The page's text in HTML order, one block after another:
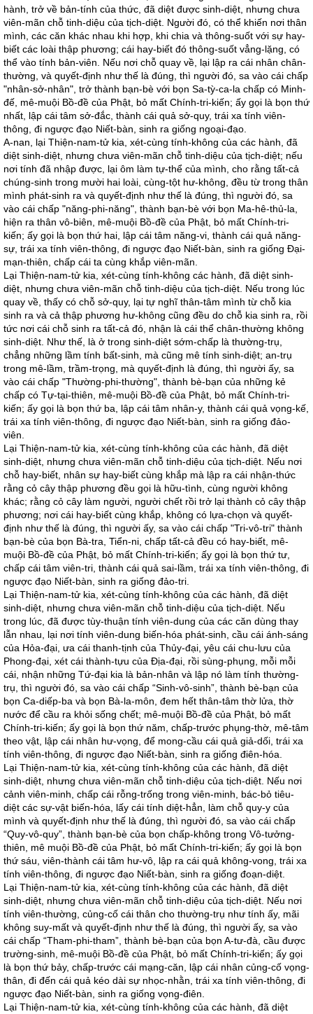
hành, trở về bản-tính của thức, đã diệt được sinh-diệt, nhưng chưa
viên-mãn chỗ tinh-diệu của tịch-diệt. Người đó, có thể khiến nơi thân
mình, các căn khác nhau khi hợp, khi chia và thông-suốt với sự hay-
biết các loài thập phương; cái hay-biết đó thông-suốt vẳng-lặng, có
thể vào tính bản-viên. Nếu nơi chỗ quay về, lại lập ra cái nhân chân-
thường, và quyết-định như thế là đúng, thì người đó, sa vào cái chấp
"nhân-sở-nhân", trở thành bạn-bè với bọn Sa-tỳ-ca-la chấp có Minh-
đế, mê-muội Bồ-đề của Phật, bỏ mất Chính-tri-kiến; ấy gọi là bọn thứ
nhất, lập cái tâm sở-đắc, thành cái quả sở-quy, trái xa tính viên-
thông, đi ngược đạo Niết-bàn, sinh ra giống ngoại-đạo.
A-nan, lại Thiện-nam-tử kia, xét-cùng tính-không của các hành, đã
diệt sinh-diệt, nhưng chưa viên-mãn chỗ tinh-diệu của tịch-diệt; nếu
nơi tính đã nhập được, lại ôm làm tự-thể của mình, cho rằng tất-cả
chúng-sinh trong mười hai loài, cùng-tột hư-không, đều từ trong thân
mình phát-sinh ra và quyết-định như thế là đúng, thì người đó, sa
vào cái chấp "năng-phi-năng", thành bạn-bè với bọn Ma-hê-thủ-la,
hiện ra thân vô-biên, mê-muội Bồ-đề của Phật, bỏ mất Chính-tri-
kiến; ấy gọi là bọn thứ hai, lập cái tâm năng-vi, thành cái quả năng-
sự, trái xa tính viên-thông, đi ngược đạo Niết-bàn, sinh ra giống Đại-
mạn-thiên, chấp cái ta cùng khắp viên-mãn.
Lại Thiện-nam-tử kia, xét-cùng tính-không các hành, đã diệt sinh-
diệt, nhưng chưa viên-mãn chỗ tinh-diệu của tịch-diệt. Nếu trong lúc
quay về, thấy có chỗ sở-quy, lại tự nghĩ thân-tâm mình từ chỗ kia
sinh ra và cả thập phương hư-không cũng đều do chỗ kia sinh ra, rồi
tức nơi cái chỗ sinh ra tất-cả đó, nhận là cái thể chân-thường không
sinh-diệt. Như thế, là ở trong sinh-diệt sớm-chấp là thường-trụ,
chẳng những lầm tính bất-sinh, mà cũng mê tính sinh-diệt; an-trụ
trong mê-lầm, trầm-trọng, mà quyết-định là đúng, thì người ấy, sa
vào cái chấp "Thường-phi-thường", thành bè-bạn của những kẻ
chấp có Tự-tại-thiên, mê-muội Bồ-đề của Phật, bỏ mất Chính-tri-
kiến; ấy gọi là bọn thứ ba, lập cái tâm nhân-y, thành cái quả vọng-kế,
trái xa tính viên-thông, đi ngược đạo Niết-bàn, sinh ra giống đảo-
viên.
Lại Thiện-nam-tử kia, xét-cùng tính-không của các hành, đã diệt
sinh-diệt, nhưng chưa viên-mãn chỗ tinh-diệu của tịch-diệt. Nếu nơi
chỗ hay-biết, nhân sự hay-biết cùng khắp mà lập ra cái nhận-thức
rằng cỏ cây thập phương đều gọi là hữu-tình, cùng người không
khác; rằng cỏ cây làm người, người chết rồi trở lại thành cỏ cây thập
phương; nơi cái hay-biết cùng khắp, không có lựa-chọn và quyết-
định như thế là đúng, thì người ấy, sa vào cái chấp "Tri-vô-tri" thành
bạn-bè của bọn Bà-tra, Tiển-ni, chấp tất-cả đều có hay-biết, mê-
muội Bồ-đề của Phật, bỏ mất Chính-tri-kiến; ấy gọi là bọn thứ tư,
chấp cái tâm viên-tri, thành cái quả sai-lầm, trái xa tính viên-thông, đi
ngược đạo Niết-bàn, sinh ra giống đảo-tri.
Lại Thiện-nam-tử kia, xét-cùng tính-không của các hành, đã diệt
sinh-diệt, nhưng chưa viên-mãn chỗ tinh-diệu của tịch-diệt. Nếu
trong lúc, đã được tùy-thuận tính viên-dung của các căn dùng thay
lẫn nhau, lại nơi tính viên-dung biến-hóa phát-sinh, cầu cái ánh-sáng
của Hỏa-đại, ưa cái thanh-tịnh của Thủy-đại, yêu cái chu-lưu của
Phong-đại, xét cái thành-tựu của Địa-đại, rồi sùng-phụng, mỗi mỗi
cái, nhận những Tứ-đại kia là bản-nhân và lập nó làm tính thường-
trụ, thì người đó, sa vào cái chấp “Sinh-vô-sinh”, thành bè-bạn của
bọn Ca-diếp-ba và bọn Bà-la-môn, đem hết thân-tâm thờ lửa, thờ
nước để cầu ra khỏi sống chết; mê-muội Bồ-đề của Phật, bỏ mất
Chính-tri-kiến; ấy gọi là bọn thứ năm, chấp-trước phụng-thờ, mê-tâm
theo vật, lập cái nhân hư-vọng, để mong-cầu cái quả giả-dối, trái xa
tính viên-thông, đi ngược đạo Niết-bàn, sinh ra giống điên-hóa.
Lại Thiện-nam-tử kia, xét-cùng tính-không của các hành, đã diệt
sinh-diệt, nhưng chưa viên-mãn chỗ tinh-diệu của tịch-diệt. Nếu nơi
cảnh viên-minh, chấp cái rỗng-trống trong viên-minh, bác-bỏ tiêu-
diệt các sự-vật biến-hóa, lấy cái tính diệt-hẳn, làm chỗ quy-y của
mình và quyết-định như thế là đúng, thì người đó, sa vào cái chấp
“Quy-vô-quy”, thành bạn-bè của bọn chấp-không trong Vô-tưởng-
thiên, mê muội Bồ-đề của Phật, bỏ mất Chính-tri-kiến; ấy gọi là bọn
thứ sáu, viên-thành cái tâm hư-vô, lập ra cái quả không-vong, trái xa
tính viên-thông, đi ngược đạo Niết-bàn, sinh ra giống đoạn-diệt.
Lại Thiện-nam-tử kia, xét-cùng tính-không của các hành, đã diệt
sinh-diệt, nhưng chưa viên-mãn chỗ tinh-diệu của tịch-diệt. Nếu nơi
tính viên-thường, củng-cố cái thân cho thường-trụ như tính ấy, mãi
không suy-mất và quyết-định như thế là đúng, thì người ấy, sa vào
cái chấp “Tham-phi-tham”, thành bè-bạn của bọn A-tư-đà, cầu được
trường-sinh, mê-muội Bồ-đề của Phật, bỏ mất Chính-tri-kiến; ấy gọi
là bọn thứ bảy, chấp-trước cái mạng-căn, lập cái nhân củng-cố vọng-
thân, đi đến cái quả kéo dài sự nhọc-nhằn, trái xa tính viên-thông, đi
ngược đạo Niết-bàn, sinh ra giống vọng-điên.
Lại Thiện-nam-tử kia, xét-cùng tính-không của các hành, đã diệt